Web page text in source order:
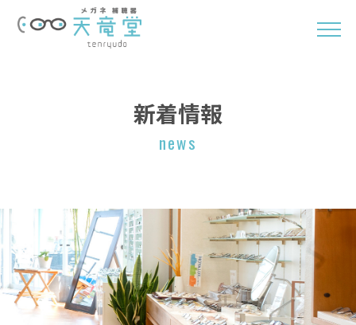
新着情報
news